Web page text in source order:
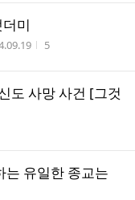
미
성시간 조회수
5
도 사망 사건 [그것
유일한 종교는